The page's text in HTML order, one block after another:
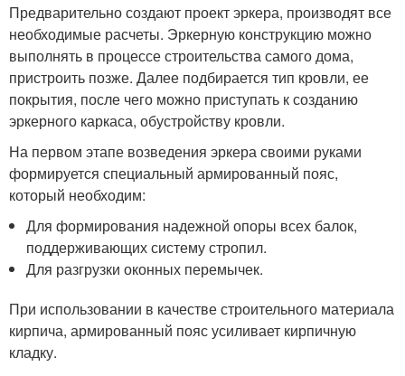
Предварительно создают проект эркера, производят все
необходимые расчеты. Эркерную конструкцию можно
выполнять в процессе строительства самого дома,
пристроить позже. Далее подбирается тип кровли, ее
покрытия, после чего можно приступать к созданию
эркерного каркаса, обустройству кровли.
На первом этапе возведения эркера своими руками
формируется специальный армированный пояс,
который необходим:
Для формирования надежной опоры всех балок,
поддерживающих систему стропил.
Для разгрузки оконных перемычек.
При использовании в качестве строительного материала
кирпича, армированный пояс усиливает кирпичную
кладку.